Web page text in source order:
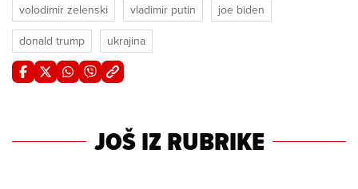
volodimir zelenski vladimir putin
joe biden
donald trump
ukrajina
JOŠ IZ RUBRIKE